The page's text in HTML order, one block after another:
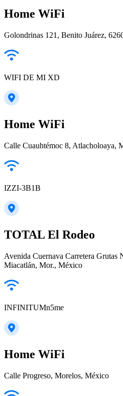
Home WiFi
Golondrinas 121, Benito Juárez,
WIFI DE MI XD
Home WiFi
Calle Cuauhtémoc 8, Atlacholoaya,
IZZI-3B1B
TOTAL El Rodeo
Avenida Cuernava Carretera Grutas
Miacatlán, Mor., México
INFINITUMn5me
Home WiFi
Calle Progreso, Morelos, México